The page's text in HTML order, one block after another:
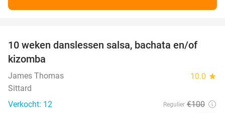
56%
10 weken danslessen salsa, bachata en/of
kizomba
James Thomas 10.0 star
Sittard
Verkocht: 12
Regulier €100